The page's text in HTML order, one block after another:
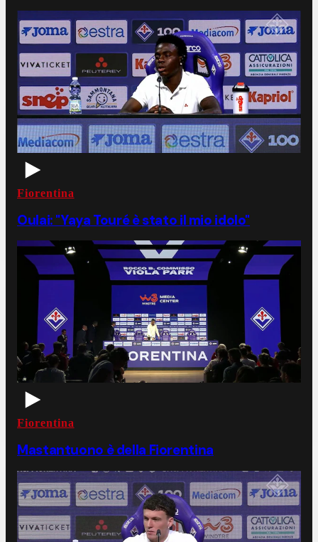
Fiorentina
Oulai: "Yaya Touré è stato il mio idolo"
Fiorentina
Mastantuono è della Fiorentina